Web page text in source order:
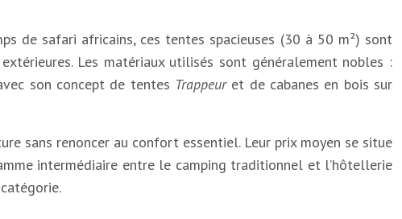
de safari africains, ces tentes spacieuses (30 à 50 m²) sont
Les matériaux utilisés sont généralement nobles :
son concept de tentes Trappeur et de cabanes en bois sur
sans renoncer au confort essentiel. Leur prix moyen se situe
intermédiaire entre le camping traditionnel et l’hôtellerie